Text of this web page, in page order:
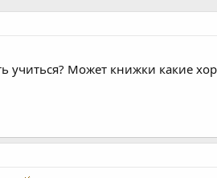
учиться? Может книжки какие